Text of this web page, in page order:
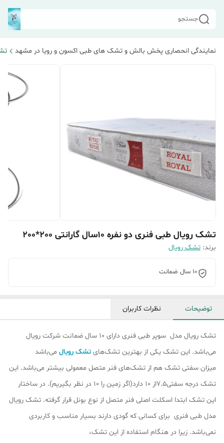
جستجو
نمایندگی انحصاری پخش بالش و تشک های طبی اکسون و رویا در مشهد
تشک رویال طبی فنری دو نفره 10سال گارانتی 200*200
برند: تشک رویال
10 سال ضمانت
توضیحات نظرات کاربران
تشک رویال مدل سوپر طبی فنری دارای 10 سال ضمانت شرکت رویال
می‌باشد. این تشک یکی از بهترین تشک‌های تشک رویال می‌باشد
میزان سفتی تشک هم از تشک‎‌های فنر متصل معمولی بیشتر می‌باشد. این
تشک درجه سفتی7.5از 10 دارد(اگر زمین را 10 در نظر بگیریم). در ساختار
این تشک ابتدا اسکلت اصلی فنر متصل از نوع بونل قرار گرفته‌. تشک رویال
مدل طبی فنری برای کسانی که گودی دارند بسیار مناسب و کاربردی
نمی‌باشد. زیرا در هنگام استفاده از این تشک،